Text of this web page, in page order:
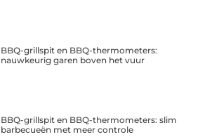
BBQ-grillspit en BBQ-thermometers:
nauwkeurig garen boven het vuur
BBQ-grillspit en BBQ-thermometers: slim
barbecueën met meer controle